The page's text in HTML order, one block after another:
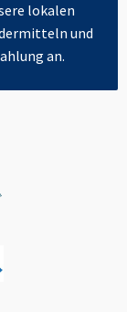
lokalen
und
an.